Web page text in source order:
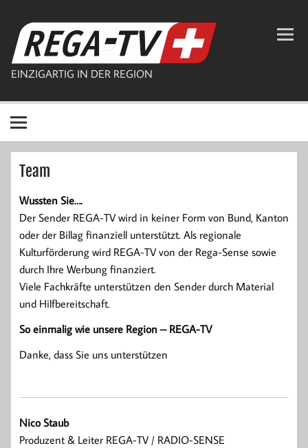
springen
REGA-TV
EINZIGARTIG IN DER REGION
Team
Wussten Sie….
Der Sender REGA-TV wird in keiner Form von Bund, Kanton
oder der Billag finanziell unterstützt. Als regionale
Kulturförderung wird REGA-TV von der Rega-Sense sowie
durch Ihre Werbung finanziert.
Viele Fachkräfte unterstützen den Sender durch Material
und Hilfbereitschaft.
So einmalig wie unsere Region – REGA-TV
Danke, dass Sie uns unterstützen
Nico Staub
Produzent & Leiter REGA-TV / RADIO-SENSE